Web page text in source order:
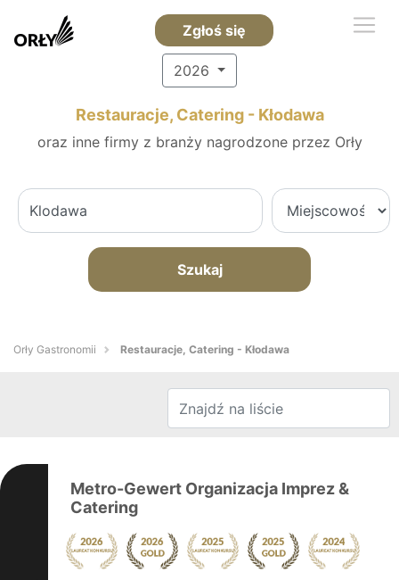
Zgłoś się
2026
Restauracje, Catering - Kłodawa
oraz inne firmy z branży nagrodzone przez Orły
Szukaj
Orły Gastronomii Restauracje, Catering - Kłodawa
Metro-Gewert Organizacja Imprez &
Catering